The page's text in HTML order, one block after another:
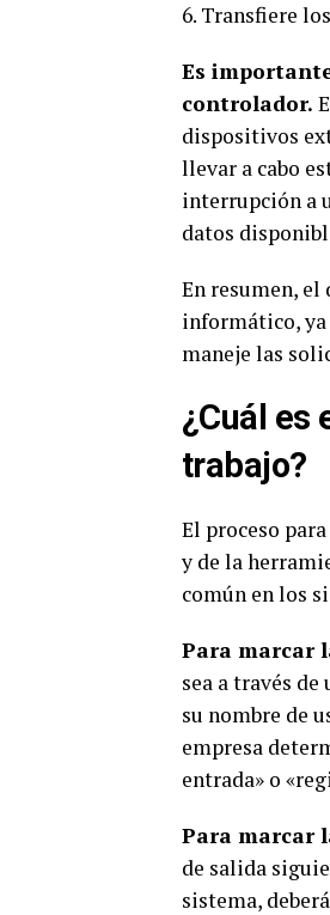
6. Transfiere
Es
controlador.
dispositivos
llevar a cabo
interrupción a
datos
En resumen,
informático, ya
maneje las
¿Cuál es
trabajo?
El proceso
y de la
común en los
Para marcar
sea a través
su nombre de
empresa
entrada» o
Para marcar
de salida
sistema,